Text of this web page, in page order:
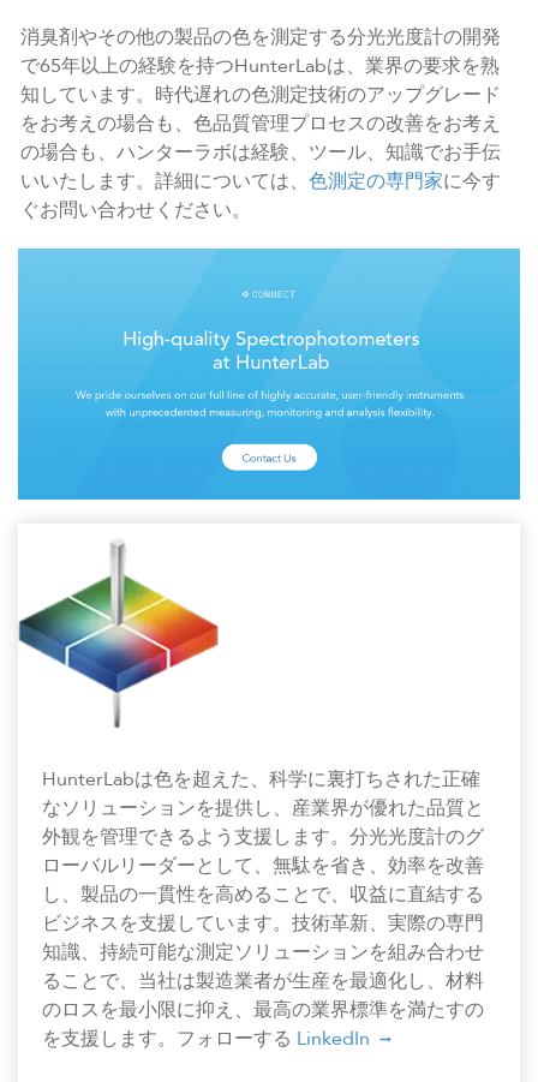
消臭剤やその他の製品の色を測定する分光光度計の開発
で65年以上の経験を持つHunterLabは、業界の要求を熟
知しています。時代遅れの色測定技術のアップグレード
をお考えの場合も、色品質管理プロセスの改善をお考え
の場合も、ハンターラボは経験、ツール、知識でお手伝
いいたします。詳細については、 色測定の専門家に今す
ぐお問い合わせください。
HunterLabは色を超えた、科学に裏打ちされた正確
なソリューションを提供し、産業界が優れた品質と
外観を管理できるよう支援します。分光光度計のグ
ローバルリーダーとして、無駄を省き、効率を改善
し、製品の一貫性を高めることで、収益に直結する
ビジネスを支援しています。技術革新、実際の専門
知識、持続可能な測定ソリューションを組み合わせ
ることで、当社は製造業者が生産を最適化し、材料
のロスを最小限に抑え、最高の業界標準を満たすの
を支援します。フォローする LinkedIn